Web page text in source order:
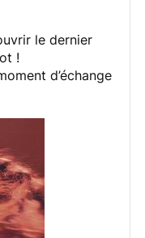
le dernier
!
d’échange